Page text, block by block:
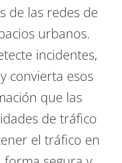
de las redes de
urbanos.
incidentes,
convierta esos
que las
de tráfico
el tráfico en